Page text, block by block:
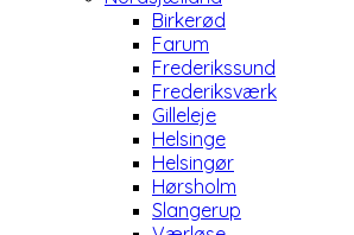
Birkerød
Farum
Frederikssund
Frederiksværk
Gilleleje
Helsinge
Helsingør
Hørsholm
Slangerup